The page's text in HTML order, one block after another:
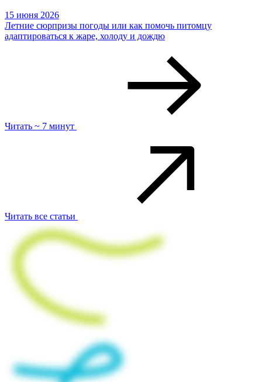
15 июня 2026
Летние сюрпризы погоды или как помочь питомцу
адаптироваться к жаре, холоду и дождю
Читать ~ 7 минут
Читать все статьи